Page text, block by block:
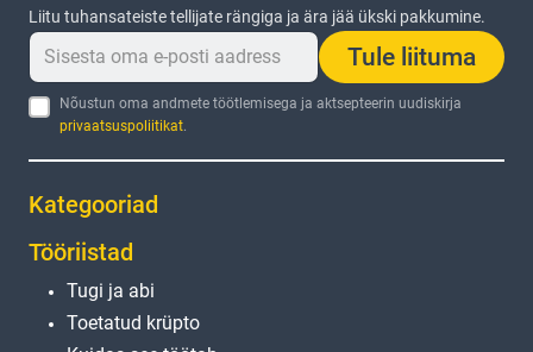
Liitu tuhansateiste tellijate rängiga ja ära jää ükski pakkumine.
Tule liituma
Nõustun oma andmete töötlemisega ja aktsepteerin uudiskirja
privaatsuspoliitikat.
Kategooriad
Tööriistad
Tugi ja abi
Toetatud krüpto